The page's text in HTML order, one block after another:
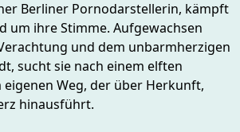
Berliner Pornodarstellerin, kämpft
um ihre Stimme. Aufgewachsen
und dem unbarmherzigen
sucht sie nach einem elften
Weg, der über Herkunft,
hinausführt.